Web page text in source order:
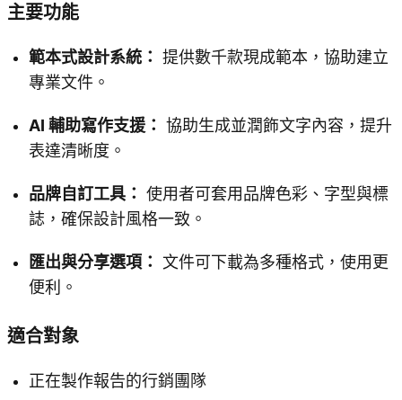
主要功能
範本式設計系統： 提供數千款現成範本，協助建立
專業文件。
AI 輔助寫作支援： 協助生成並潤飾文字內容，提升
表達清晰度。
品牌自訂工具： 使用者可套用品牌色彩、字型與標
誌，確保設計風格一致。
匯出與分享選項： 文件可下載為多種格式，使用更
便利。
適合對象
正在製作報告的行銷團隊